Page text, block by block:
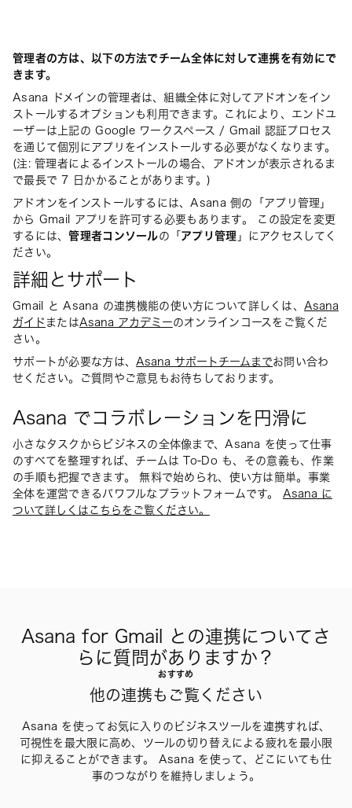
管理者の方は、以下の方法でチーム全体に対して連携を有効にで
きます。
Asana ドメインの管理者は、組織全体に対してアドオンをイン
ストールするオプションも利用できます。これにより、エンドユ
ーザーは上記の Google ワークスペース / Gmail 認証プロセス
を通じて個別にアプリをインストールする必要がなくなります。
(注: 管理者によるインストールの場合、アドオンが表示されるま
で最長で 7 日かかることがあります。)
アドオンをインストールするには、Asana 側の「アプリ管理」
から Gmail アプリを許可する必要もあります。 この設定を変更
するには、管理者コンソールの「 アプリ管理 」にアクセスしてく
ださい。
詳細とサポート
Gmail と Asana の連携機能の使い方について詳しくは、 Asana
ガイド またはAsana アカデミーのオンラインコースをご覧くだ
さい。
サポートが必要な方は、 Asana サポートチームまでお問い合わ
せください。ご質問やご意見もお待ちしております。
Asana でコラボレーションを円滑に
小さなタスクからビジネスの全体像まで、Asana を使って仕事
のすべてを整理すれば、チームは To-Do も、その意義も、作業
の手順も把握できます。 無料で始められ、使い方は簡単。事業
全体を運営できるパワフルなプラットフォームです。 Asana に
ついて詳しくはこちらをご覧ください。
Asana for Gmail との連携についてさ
らに質問がありますか？
おすすめ
他の連携もご覧ください
Asana を使ってお気に入りのビジネスツールを連携すれば、
可視性を最大限に高め、ツールの切り替えによる疲れを最小限
に抑えることができます。 Asana を使って、どこにいても仕
事のつながりを維持しましょう。